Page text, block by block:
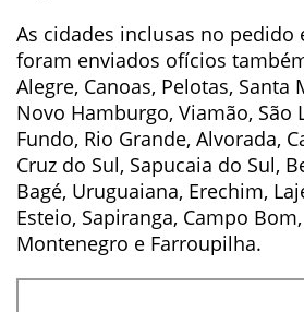
As cidades inclusas no pedido
foram enviados ofícios
Alegre, Canoas, Pelotas, Santa
Novo Hamburgo, Viamão, São
Fundo, Rio Grande, Alvorada,
Cruz do Sul, Sapucaia do Sul,
Bagé, Uruguaiana, Erechim,
Esteio, Sapiranga, Campo
Montenegro e Farroupilha.